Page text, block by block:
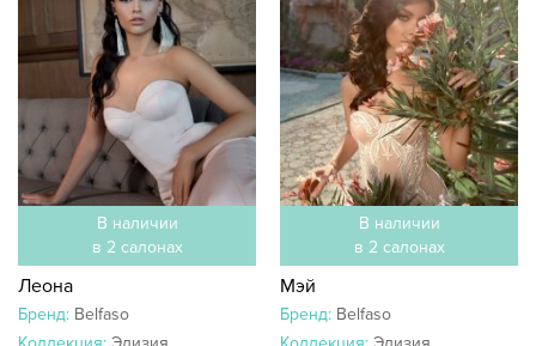
В наличии
в 2 салонах
Леона
Бренд: Belfaso
В наличии
в 2 салонах
Мэй
Бренд: Belfaso